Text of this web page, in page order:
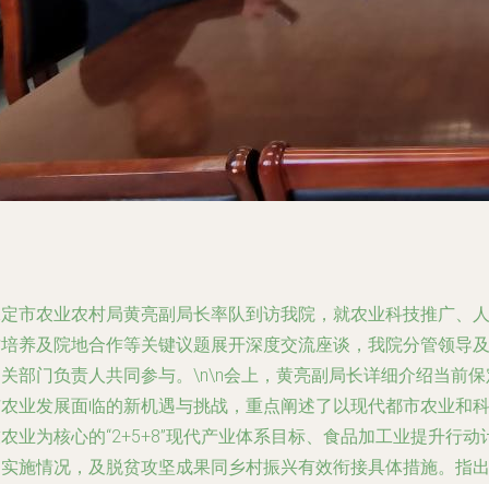
市农业农村局黄亮副局长率队到访我院，就农业科技推广、人
养及院地合作等关键议题展开深度交流座谈，我院分管领导及
部门负责人共同参与。\n\n会上，黄亮副局长详细介绍当前
业发展面临的新机遇与挑战，重点阐述了以现代都市农业和科
业为核心的“2+5+8”现代产业体系目标、食品加工业提升行动
施情况，及脱贫攻坚成果同乡村振兴有效衔接具体措施。指出